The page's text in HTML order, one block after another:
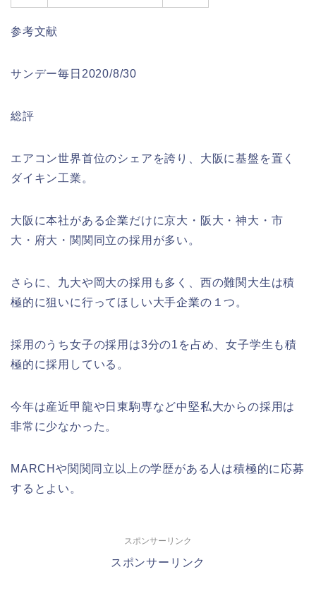
参考文献
サンデー毎日2020/8/30
総評
エアコン世界首位のシェアを誇り、大阪に基盤を置く
ダイキン工業。
大阪に本社がある企業だけに京大・阪大・神大・市
大・府大・関関同立の採用が多い。
さらに、九大や岡大の採用も多く、西の難関大生は積
極的に狙いに行ってほしい大手企業の１つ。
採用のうち女子の採用は3分の1を占め、女子学生も積
極的に採用している。
今年は産近甲龍や日東駒専など中堅私大からの採用は
非常に少なかった。
MARCHや関関同立以上の学歴がある人は積極的に応募
するとよい。
スポンサーリンク
スポンサーリンク